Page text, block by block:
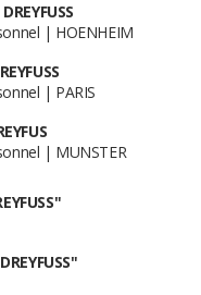
| HOENHEIM
| PARIS
| MUNSTER